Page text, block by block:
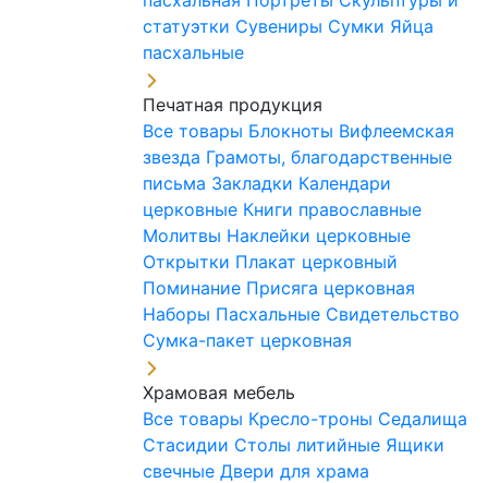
статуэтки Сувениры Сумки Яйца
пасхальные
Печатная продукция
Все товары Блокноты Вифлеемская
звезда Грамоты, благодарственные
письма Закладки Календари
церковные Книги православные
Молитвы Наклейки церковные
Открытки Плакат церковный
Поминание Присяга церковная
Наборы Пасхальные Свидетельство
Сумка-пакет церковная
Храмовая мебель
Все товары Кресло-троны Седалища
Стасидии Столы литийные Ящики
свечные Двери для храма